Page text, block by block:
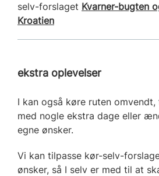
selv-forslaget Kvarner-bugten
Kroatien
ekstra oplevelser
I kan også køre ruten
med nogle ekstra dage eller
egne ønsker.
Vi kan tilpasse kør-selv-
ønsker, så I selv er med til at